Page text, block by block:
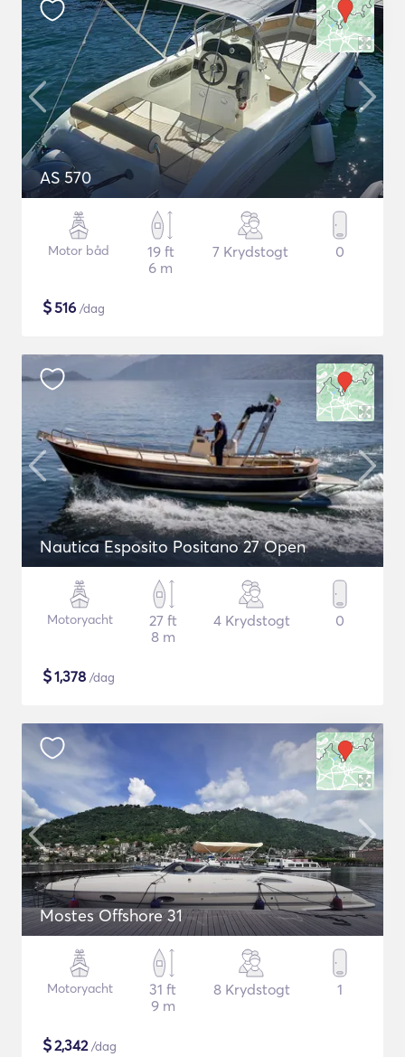
AS 570
Motor båd
19 ft
6 m
7 Krydstogt 0
$516 /dag
Nautica Esposito Positano 27 Open
Motoryacht
27 ft
8 m
4 Krydstogt 0
$1,378 /dag
Mostes Offshore 31
Motoryacht
31 ft
9 m
8 Krydstogt 1
$2,342/dag